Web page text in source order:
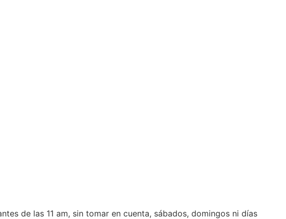
de las 11 am, sin tomar en cuenta, sábados, domingos ni días